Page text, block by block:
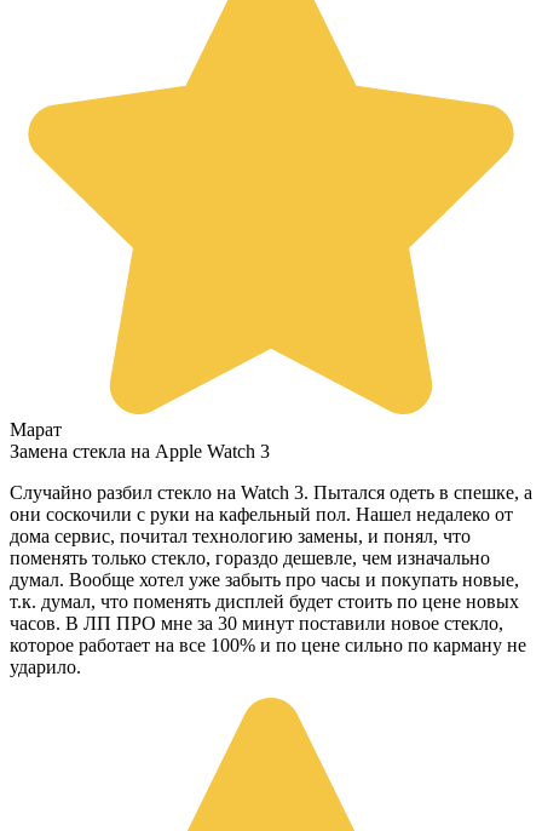
Марат
Замена стекла на Apple Watch 3
Случайно разбил стекло на Watch 3. Пытался одеть в спешке, а
они соскочили с руки на кафельный пол. Нашел недалеко от
дома сервис, почитал технологию замены, и понял, что
поменять только стекло, гораздо дешевле, чем изначально
думал. Вообще хотел уже забыть про часы и покупать новые,
т.к. думал, что поменять дисплей будет стоить по цене новых
часов. В ЛП ПРО мне за 30 минут поставили новое стекло,
которое работает на все 100% и по цене сильно по карману не
ударило.